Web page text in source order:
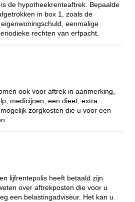
de hypotheekrenteaftrek. Bepaalde
in box 1, zoals de
eenmalige
rechten van erfpacht.
ook voor aftrek in aanmerking,
medicijnen, een dieet, extra
zorgkosten die u voor een
lijfrentepolis heeft betaald zijn
over aftrekposten die voor u
een belastingadviseur. Het kan u